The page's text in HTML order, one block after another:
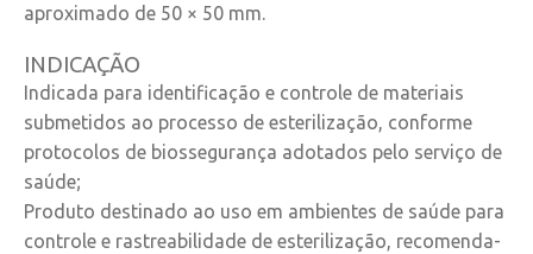
aproximado de 50 × 50 mm.
INDICAÇÃO
Indicada para identificação e controle de materiais
submetidos ao processo de esterilização, conforme
protocolos de biossegurança adotados pelo serviço de
saúde;
Produto destinado ao uso em ambientes de saúde para
controle e rastreabilidade de esterilização, recomenda-